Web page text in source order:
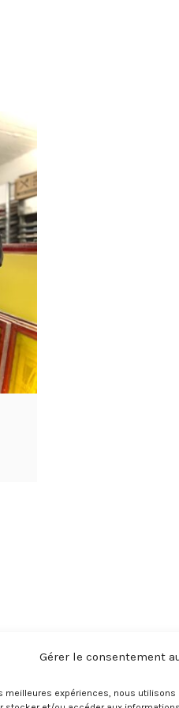
Gérer le consentement
meilleures expériences, nous